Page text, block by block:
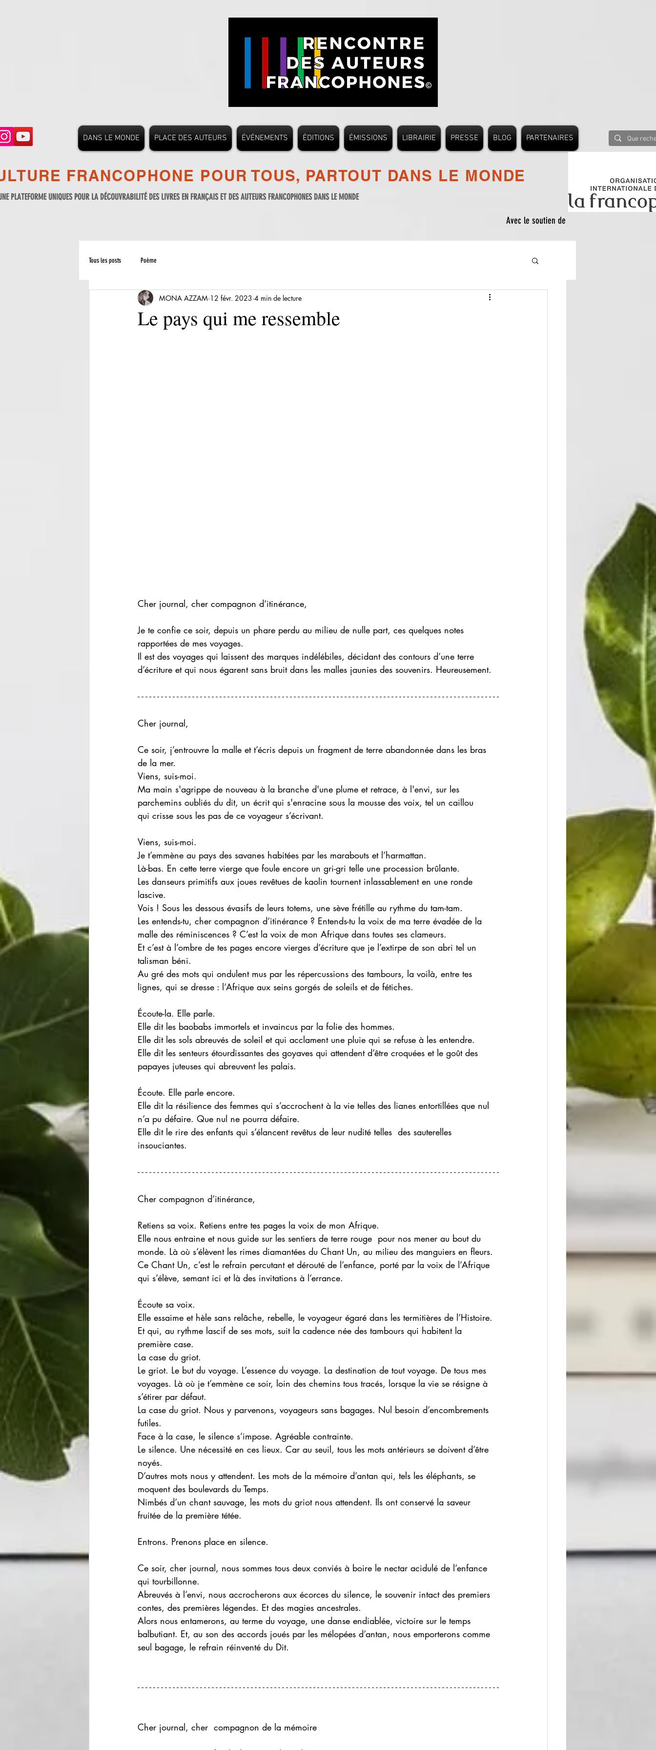
DANS LE MONDE PLACE DES AUTEURS ÉVÉNEMENTS ÉDITIONS ÉMISSIONS LIBRAIRIE PRESSE BLOG PARTENAIRES
FRANCOPHONE POUR TOUS, PARTOUT DANS LE MONDE
PLATEFORME UNIQUES POUR LA DÉCOUVRABILITÉ DES LIVRES EN FRANÇAIS ET DES AUTEURS FRANCOPHONES DANS LE MONDE
Avec le soutien de
Tous les posts Poème
Le pays qui me ressemble
MONA AZZAM 12 févr. 2023 4 min de lecture
Cher journal, cher compagnon d’itinérance,
Je te confie ce soir, depuis un phare perdu au milieu de nulle part, ces quelques notes
rapportées de mes voyages.
Il est des voyages qui laissent des marques indélébiles, décidant des contours d’une terre
d’écriture et qui nous égarent sans bruit dans les malles jaunies des souvenirs. Heureusement.
Cher journal,
Ce soir, j’entrouvre la malle et t’écris depuis un fragment de terre abandonnée dans les bras
de la mer.
Viens, suis-moi.
Ma main s'agrippe de nouveau à la branche d'une plume et retrace, à l'envi, sur les
parchemins oubliés du dit, un écrit qui s'enracine sous la mousse des voix, tel un caillou
qui crisse sous les pas de ce voyageur s’écrivant.
Viens, suis-moi.
Je t’emmène au pays des savanes habitées par les marabouts et l’harmattan.
Là-bas. En cette terre vierge que foule encore un gri-gri telle une procession brûlante.
Les danseurs primitifs aux joues revêtues de kaolin tournent inlassablement en une ronde
lascive.
Vois ! Sous les dessous évasifs de leurs totems, une sève frétille au rythme du tam-tam.
Les entends-tu, cher compagnon d’itinérance ? Entends-tu la voix de ma terre évadée de la
malle des réminiscences ? C’est la voix de mon Afrique dans toutes ses clameurs.
Et c’est à l’ombre de tes pages encore vierges d’écriture que je l’extirpe de son abri tel un
talisman béni.
Au gré des mots qui ondulent mus par les répercussions des tambours, la voilà, entre tes
lignes, qui se dresse : l’Afrique aux seins gorgés de soleils et de fétiches.
Écoute-la. Elle parle.
Elle dit les baobabs immortels et invaincus par la folie des hommes.
Elle dit les sols abreuvés de soleil et qui acclament une pluie qui se refuse à les entendre.
Elle dit les senteurs étourdissantes des goyaves qui attendent d’être croquées et le goût des
papayes juteuses qui abreuvent les palais.
Écoute. Elle parle encore.
Elle dit la résilience des femmes qui s’accrochent à la vie telles des lianes entortillées que nul
n’a pu défaire. Que nul ne pourra défaire.
Elle dit le rire des enfants qui s’élancent revêtus de leur nudité telles  des sauterelles
insouciantes.
Cher compagnon d’itinérance,
Retiens sa voix. Retiens entre tes pages la voix de mon Afrique.
Elle nous entraine et nous guide sur les sentiers de terre rouge  pour nos mener au bout du
monde. Là où s’élèvent les rimes diamantées du Chant Un, au milieu des manguiers en fleurs.
Ce Chant Un, c’est le refrain percutant et dérouté de l’enfance, porté par la voix de l’Afrique
qui s’élève, semant ici et là des invitations à l’errance.
Écoute sa voix.
Elle essaime et hèle sans relâche, rebelle, le voyageur égaré dans les termitières de l’Histoire.
Et qui, au rythme lascif de ses mots, suit la cadence née des tambours qui habitent la
première case.
La case du griot.
Le griot. Le but du voyage. L’essence du voyage. La destination de tout voyage. De tous mes
voyages. Là où je t’emmène ce soir, loin des chemins tous tracés, lorsque la vie se résigne à
s’étirer par défaut.
La case du griot. Nous y parvenons, voyageurs sans bagages. Nul besoin d’encombrements
futiles.
Face à la case, le silence s’impose. Agréable contrainte.
Le silence. Une nécessité en ces lieux. Car au seuil, tous les mots antérieurs se doivent d’être
noyés.
D’autres mots nous y attendent. Les mots de la mémoire d’antan qui, tels les éléphants, se
moquent des boulevards du Temps.
Nimbés d’un chant sauvage, les mots du griot nous attendent. Ils ont conservé la saveur
fruitée de la première tétée.
Entrons. Prenons place en silence.
Ce soir, cher journal, nous sommes tous deux conviés à boire le nectar acidulé de l’enfance
qui tourbillonne.
Abreuvés à l’envi, nous accrocherons aux écorces du silence, le souvenir intact des premiers
contes, des premières légendes. Et des magies ancestrales.
Alors nous entamerons, au terme du voyage, une danse endiablée, victoire sur le temps
balbutiant. Et, au son des accords joués par les mélopées d’antan, nous emporterons comme
seul bagage, le refrain réinventé du Dit.
Cher journal, cher  compagnon de la mémoire